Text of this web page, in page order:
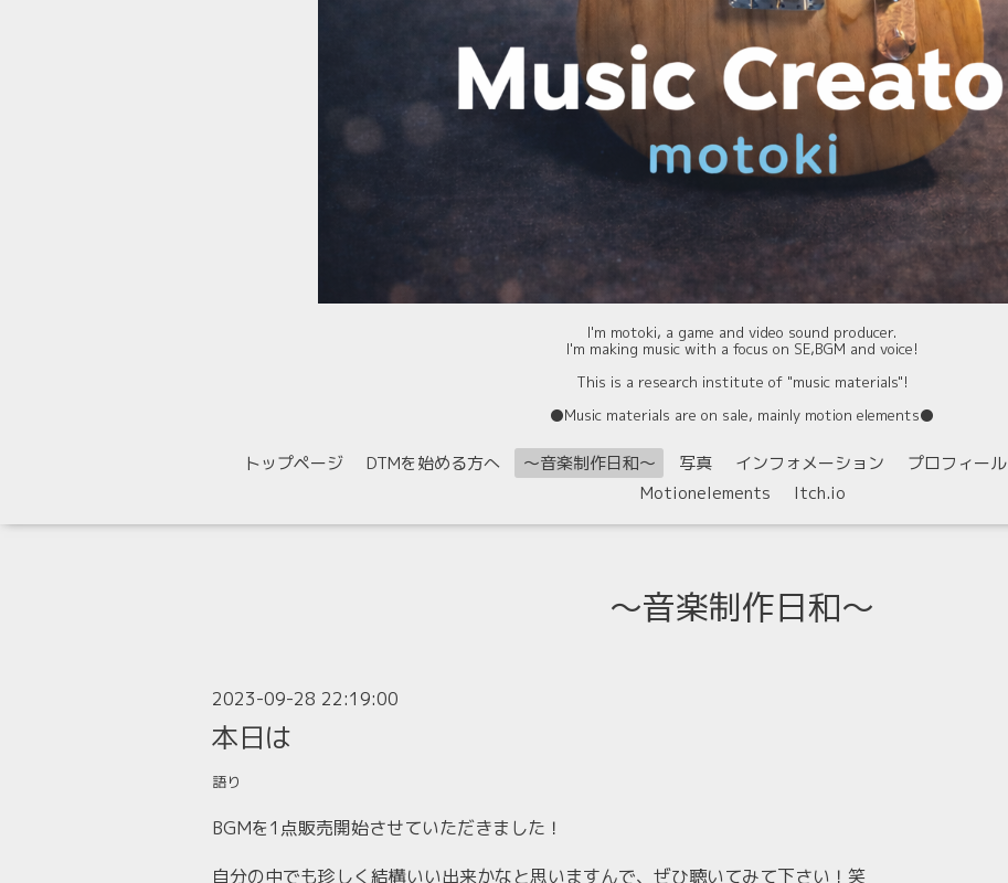
I'm motoki, a game and video sound producer.
I'm making music with a focus on SE,BGM and voice!
This is a research institute of "music materials"!
⚫️Music materials are on sale, mainly motion elements⚫️
トップページ DTMを始める方へ 〜音楽制作日和〜 写真 インフォメーション プロフィール
Motionelements
Itch.io
〜音楽制作日和〜
2023-09-28 22:19:00
本日は
語り
BGMを1点販売開始させていただきました！
自分の中でも珍しく結構いい出来かなと思いますんで、ぜひ聴いてみて下さい！笑